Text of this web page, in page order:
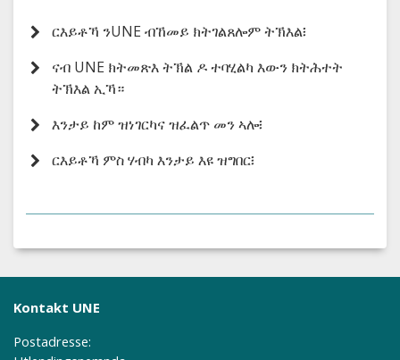
ርእይቶኻ ንUNE ብኸመይ ክትገልጸሎም ትኽእል፧
ናብ UNE ክትመጽእ ትኽል ዶ ተባሂልካ እውን ክትሕተት
ትኽእል ኢኻ።
እንታይ ከም ዝነገርካና ዝፈልጥ መን ኣሎ፧
ርእይቶኻ ምስ ሃብካ እንታይ እዩ ዝግበር፧
Kontakt UNE
Postadresse: